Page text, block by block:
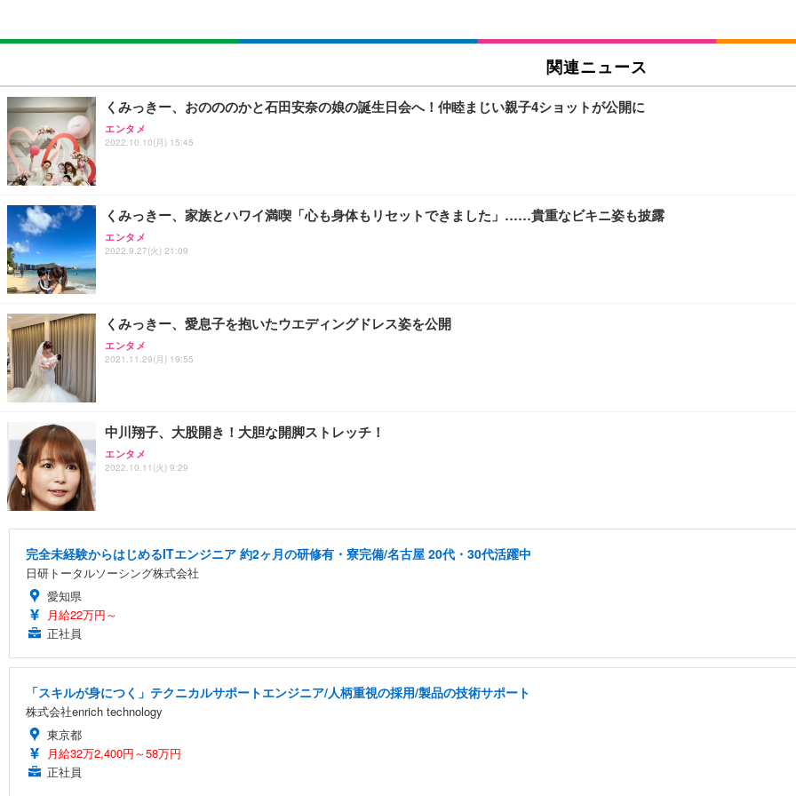
関連ニュース
くみっきー、おのののかと石田安奈の娘の誕生日会へ！仲睦まじい親子4ショットが公開に
エンタメ
2022.10.10(月) 15:45
くみっきー、家族とハワイ満喫「心も身体もリセットできました」……貴重なビキニ姿も披露
エンタメ
2022.9.27(火) 21:09
くみっきー、愛息子を抱いたウエディングドレス姿を公開
エンタメ
2021.11.29(月) 19:55
中川翔子、大股開き！大胆な開脚ストレッチ！
エンタメ
2022.10.11(火) 9:29
完全未経験からはじめるITエンジニア 約2ヶ月の研修有・寮完備/名古屋 20代・30代活躍中
日研トータルソーシング株式会社
愛知県
月給22万円～
正社員
「スキルが身につく」テクニカルサポートエンジニア/人柄重視の採用/製品の技術サポート
株式会社enrich technology
東京都
月給32万2,400円～58万円
正社員